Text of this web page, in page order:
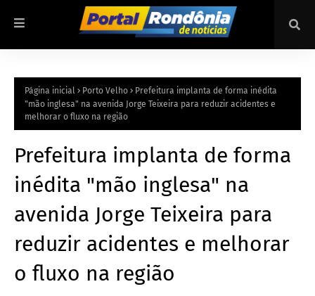
Página inicial Porto Velho
Prefeitura implanta de forma inédita
"mão inglesa" na avenida Jorge Teixeira para reduzir acidentes e
melhorar o fluxo na região
Prefeitura implanta de forma
inédita "mão inglesa" na
avenida Jorge Teixeira para
reduzir acidentes e melhorar
o fluxo na região